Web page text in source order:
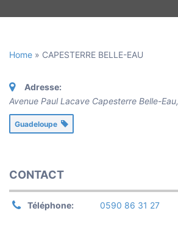
Home » CAPESTERRE BELLE-EAU
Adresse:
Avenue Paul Lacave Capesterre Belle-Eau,
Guadeloupe
CONTACT
Téléphone: 0590 86 31 27